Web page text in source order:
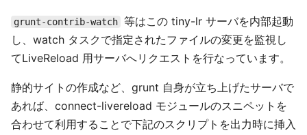
grunt-contrib-watch 等はこの tiny-lr サーバを内部起動
し、watch タスクで指定されたファイルの変更を監視し
てLiveReload 用サーバへリクエストを行なっています。
静的サイトの作成など、grunt 自身が立ち上げたサーバで
あれば、connect-livereload モジュールのスニペットを
合わせて利用することで下記のスクリプトを出力時に挿入